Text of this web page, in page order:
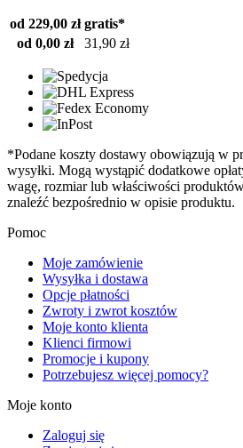
od 229,00 zł gratis*
od 0,00 zł
31,90 zł
*Podane koszty dostawy obowiązują w
wysyłki. Mogą wystąpić dodatkowe
wagę, rozmiar lub właściwości
znaleźć bezpośrednio w opisie produktu.
Pomoc
Moje zamówienie
Wysyłka i dostawa
Opcje płatności
Zwroty i zwrot kosztów
Moje konto klienta
Klienci firmowi
Promocje i kupony
Potrzebujesz więcej pomocy?
Moje konto
Zaloguj się